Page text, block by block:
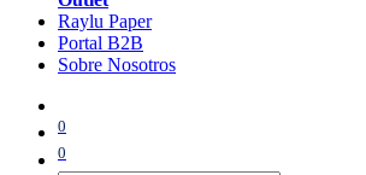
Raylu Paper
Portal B2B
Sobre Nosotros
0
0